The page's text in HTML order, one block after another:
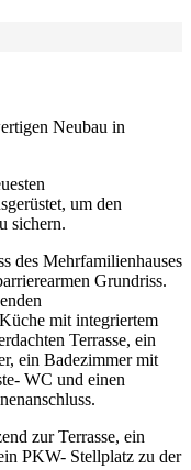
Neubau in
um den
sichern.
des Mehrfamilienhauses
Grundriss.
mit integriertem
Terrasse, ein
ein Badezimmer mit
WC und einen
zur Terrasse, ein
PKW- Stellplatz zu der